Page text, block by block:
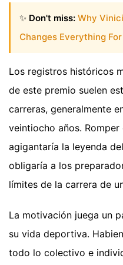
✨ Don't miss: Why
Changes Everything
Los registros históricos
de este premio suelen
carreras, generalmente
veintiocho años.
agigantaría la leyenda
obligaría a los
límites de la carrera de
La motivación juega un
su vida deportiva.
todo lo colectivo e